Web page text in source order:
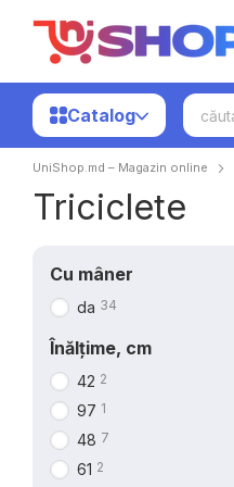
Mergi la conținutul principal
Catalog
UniShop.md – Magazin online
Triciclete
Cu mâner
da 34
Înălțime, cm
42 2
97 1
48 7
61 2